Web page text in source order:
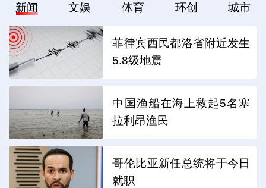
新闻 文娱 体育 环创 城市
菲律宾西民都洛省附近发生
5.8级地震
中国渔船在海上救起5名塞
拉利昂渔民
哥伦比亚新任总统将于今日
就职